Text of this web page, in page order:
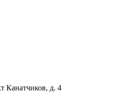
Канатчиков, д. 4